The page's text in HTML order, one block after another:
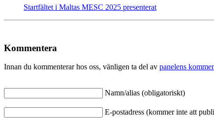
Startfältet i Maltas MESC 2025 presenterat
Kommentera
Innan du kommenterar hos oss, vänligen ta del av panelens
Namn/alias (obligatoriskt)
E-postadress (kommer inte att